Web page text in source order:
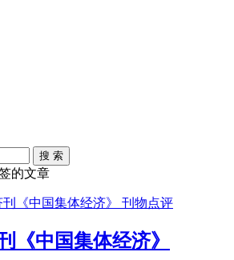
搜 索
的文章
刊物点评
《中国集体经济》